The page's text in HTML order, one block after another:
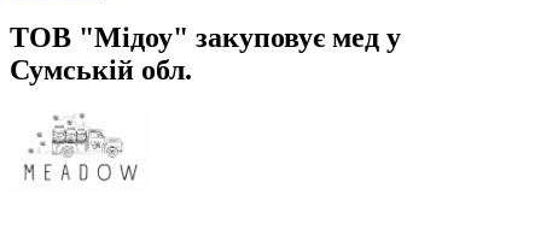
ТОВ "Мідоу" закуповує мед у
Сумській обл.